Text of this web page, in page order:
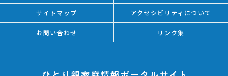
サイトマップ アクセシビリティについて
お問い合わせ リンク集